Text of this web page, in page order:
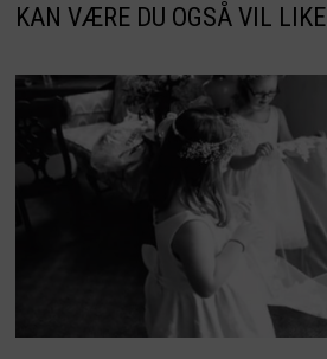
KAN VÆRE DU OGSÅ VIL LIKE